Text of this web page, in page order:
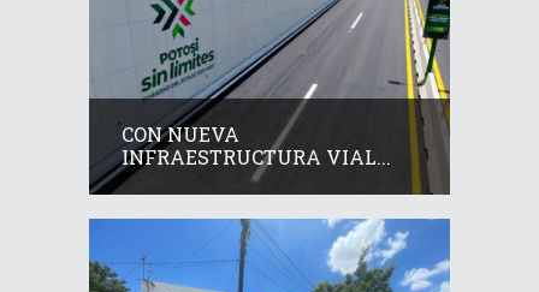
CON NUEVA
INFRAESTRUCTURA VIAL...